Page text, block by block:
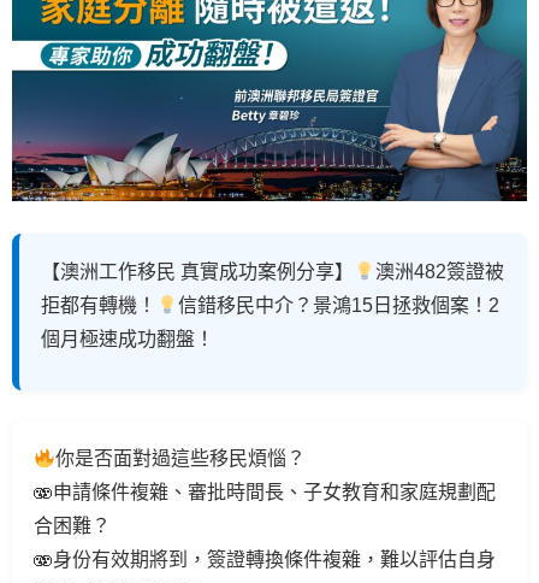
【澳洲工作移民 真實成功案例分享】
澳洲482簽證被
拒都有轉機！
信錯移民中介？景鴻15日拯救個案！2
個月極速成功翻盤！
你是否面對過這些移民煩惱？
🫨申請條件複雜、審批時間長、子女教育和家庭規劃配
合困難？
🫨身份有效期將到，簽證轉換條件複雜，難以評估自身